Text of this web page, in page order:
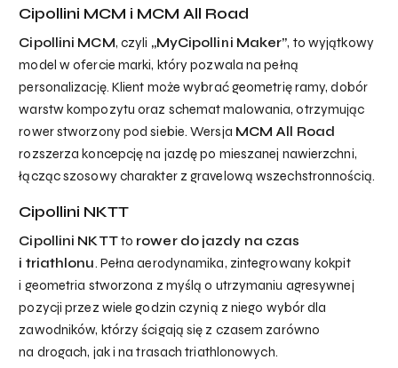
Brak produktów w koszyku.
go to shop
Cipollini MCM i MCM All Road
Cipollini MCM, czyli „MyCipollini Maker”, to wyjątkowy
model w ofercie marki, który pozwala na pełną
personalizację. Klient może wybrać geometrię ramy, dobór
warstw kompozytu oraz schemat malowania, otrzymując
rower stworzony pod siebie. Wersja MCM All Road
rozszerza koncepcję na jazdę po mieszanej nawierzchni,
łącząc szosowy charakter z gravelową wszechstronnością.
Cipollini NKTT
Cipollini NKTTto rower do jazdy na czas
i triathlonu. Pełna aerodynamika, zintegrowany kokpit
i geometria stworzona z myślą o utrzymaniu agresywnej
pozycji przez wiele godzin czynią z niego wybór dla
zawodników, którzy ścigają się z czasem zarówno
na drogach, jak i na trasach triathlonowych.